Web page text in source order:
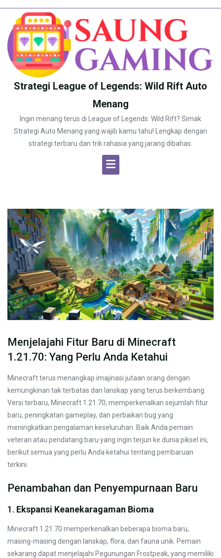
content
Strategi League of Legends: Wild Rift Auto
Menang
Ingin menang terus di League of Legends: Wild Rift? Simak
Strategi Auto Menang yang wajib kamu tahu! Lengkap dengan
strategi terbaru dan trik rahasia yang jarang dibahas.
Menjelajahi Fitur Baru di Minecraft
1.21.70: Yang Perlu Anda Ketahui
Minecraft terus menangkap imajinasi jutaan orang dengan
kemungkinan tak terbatas dan lanskap yang terus berkembang.
Versi terbaru, Minecraft 1.21.70, memperkenalkan sejumlah fitur
baru, peningkatan gameplay, dan perbaikan bug yang
meningkatkan pengalaman keseluruhan. Baik Anda pemain
veteran atau pendatang baru yang ingin terjun ke dunia piksel ini,
berikut semua yang perlu Anda ketahui tentang pembaruan
terkini.
Penambahan dan Penyempurnaan Baru
1. Ekspansi Keanekaragaman Bioma
Minecraft 1.21.70 memperkenalkan beberapa bioma baru,
masing-masing dengan lanskap, flora, dan fauna unik. Pemain
sekarang dapat menjelajahi Pegunungan Frostpeak, yang memiliki